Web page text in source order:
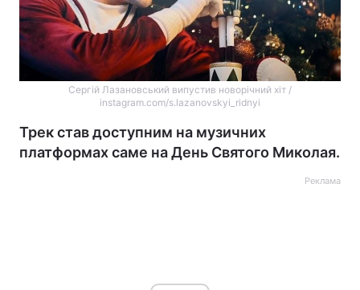
Сергій Лазановський випустив новорічний хіт /
instagram.com/s.lazanovskyi_ridnyi
Трек став доступним на музичних
платформах саме на День Святого Миколая.
Реклама